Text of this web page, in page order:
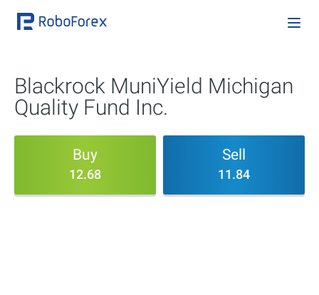
Blackrock MuniYield Michigan
Quality Fund Inc.
Buy
12.68
Sell
11.84